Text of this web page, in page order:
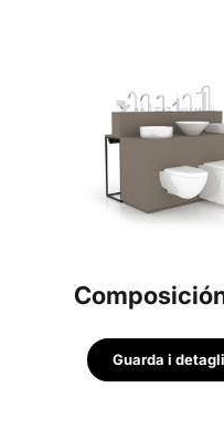
Guarda i detagli